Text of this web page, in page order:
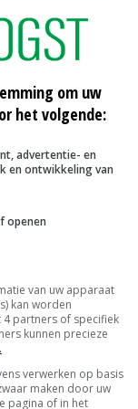
voor
Daarbij is het
op de
toe.
om
zevenkoppige
'Omdat
om uw
het volgende:
advertentie- en
en ontwikkeling van
openen
van uw apparaat
kan worden
partners of specifiek
kunnen precieze
verwerken op basis
maken door uw
pagina of in het